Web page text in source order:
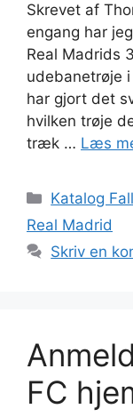
Skrevet af
engang har
Real Madrids
udebanetrøje
har gjort det
hvilken trøje
træk … Læs
Kategorier
Katalog
Real Madrid
Skriv en
FC